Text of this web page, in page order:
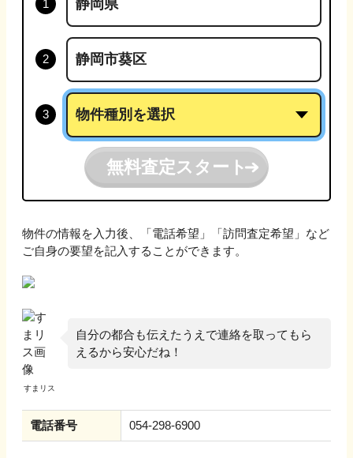
無料査定スタート
物件の情報を入力後、「電話希望」「訪問査定希望」など
ご自身の要望を記入することができます。
自分の都合も伝えたうえで連絡を取ってもら
えるから安心だね！
電話番号 054-298-6900